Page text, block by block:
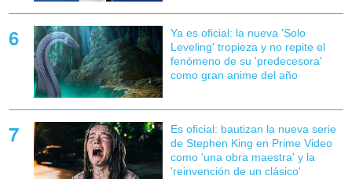
Ya es oficial: la nueva 'Solo
Leveling' tropieza y no repite el
fenómeno de su 'predecesora'
como gran anime del año
Es oficial: bautizan la nueva serie
de Stephen King en Prime Video
como 'una obra maestra' y la
'reinvención de un clásico'